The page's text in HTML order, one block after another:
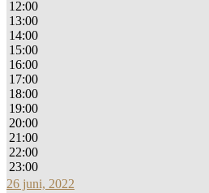
12:00
13:00
14:00
15:00
16:00
17:00
18:00
19:00
20:00
21:00
22:00
23:00
26 juni, 2022